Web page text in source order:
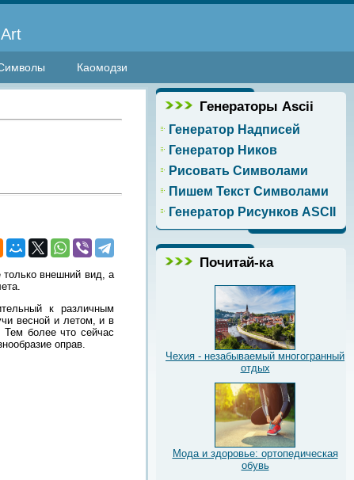
Каомодзи
внешний вид, а
к различным
весной и летом, и в
Тем более что сейчас
оправ.
Генераторы Ascii
Генератор Надписей
Генератор Ников
Рисовать Символами
Пишем Текст Символами
Генератор Рисунков ASCII
Почитай-ка
Чехия - незабываемый многогранный
отдых
Мода и здоровье: ортопедическая
обувь